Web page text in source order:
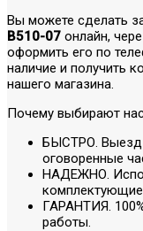
Вы можете сделать
В510-07 онлайн,
оформить его по
наличие и получить
нашего магазина.
Почему выбирают
БЫСТРО. Выезд
оговоренные
НАДЕЖНО.
ГАРАНТИЯ.
работы.